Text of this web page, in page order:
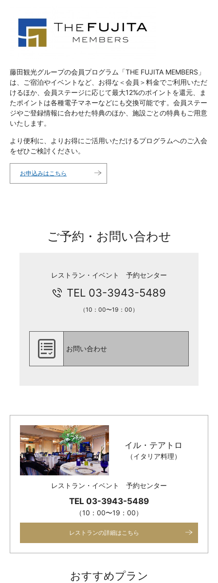
藤田観光グループの会員プログラム「THE FUJITA MEMBERS」
は、ご宿泊やイベントなど、お得な＜会員＞料金でご利用いただ
けるほか、会員ステージに応じて最大12%のポイントを還元、ま
たポイントは各種電子マネーなどにも交換可能です。会員ステー
ジやご登録情報に合わせた特典のほか、施設ごとの特典もご用意
いたします。
より便利に、よりお得にご活用いただけるプログラムへのご入会
をぜひご検討ください。
お申込みはこちら
ご予約・お問い合わせ
レストラン・イベント 予約センター
TEL 03-3943-5489
（10：00〜19：00）
お問い合わせ
イル・テアトロ
（イタリア料理）
レストラン・イベント 予約センター
TEL 03-3943-5489
（10：00〜19：00）
レストランの詳細はこちら
おすすめプラン